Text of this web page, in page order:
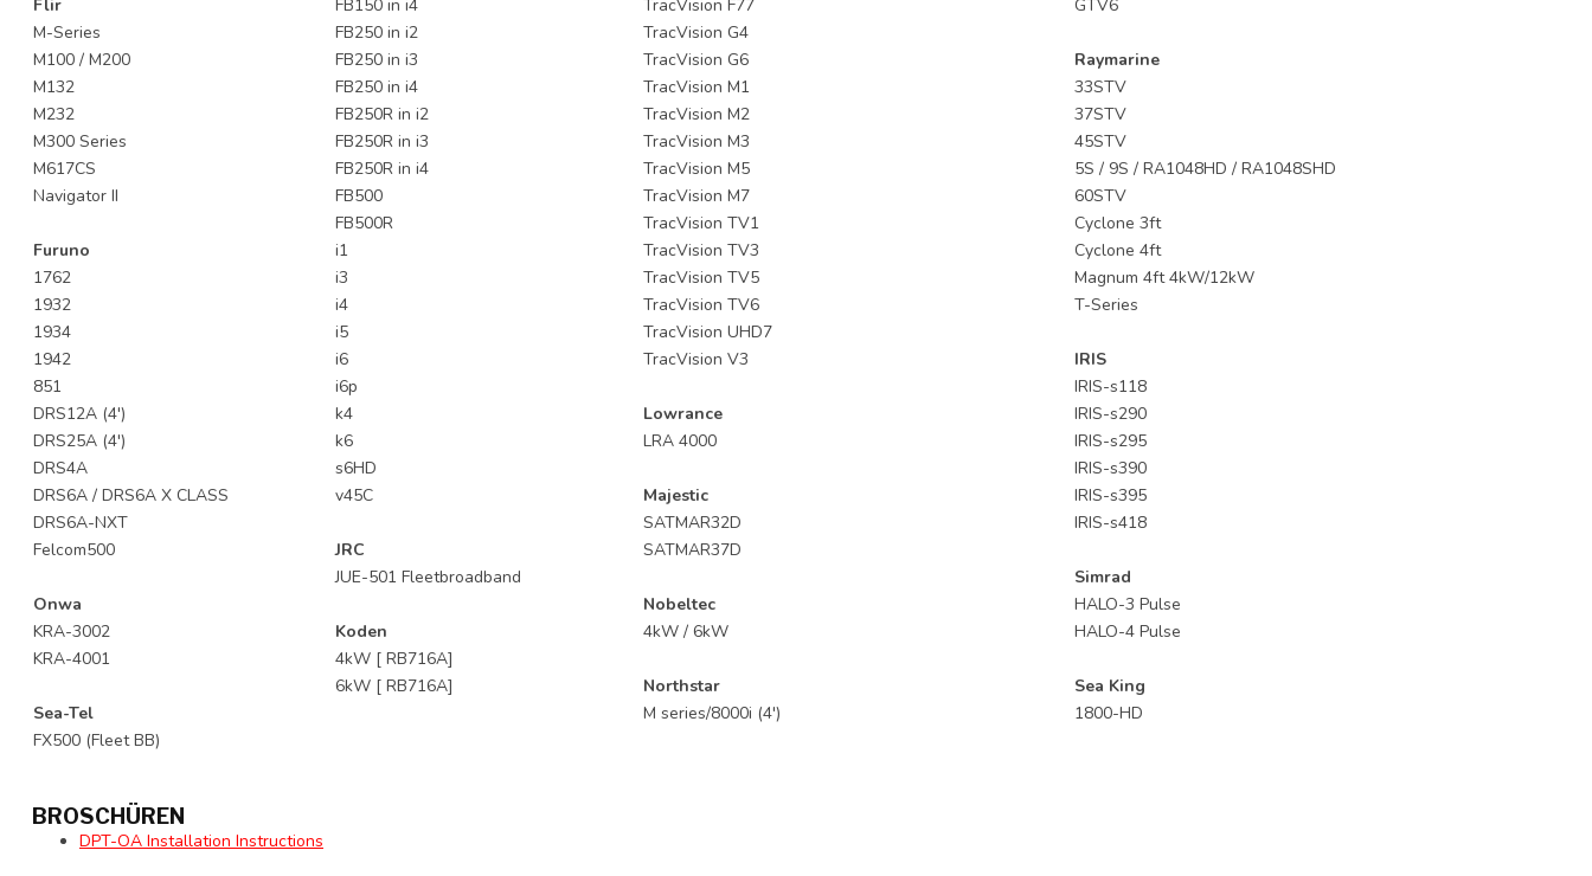
Flir
FB150 in i4 TracVision F77
GTV6
M-Series
FB250 in i2
TracVision G4
M100 / M200
FB250 in i3 TracVision G6
Raymarine
M132
FB250 in i4 TracVision M1
33STV
M232
FB250R in i2 TracVision M2
37STV
M300 Series
FB250R in i3 TracVision M3
45STV
M617CS
FB250R in i4 TracVision M5
5S / 9S / RA1048HD / RA1048SHD
Navigator II
FB500 TracVision M7
60STV
FB500R
TracVision TV1
Cyclone 3ft
Furuno
i1 TracVision TV3
Cyclone 4ft
1762
i3 TracVision TV5
Magnum 4ft 4kW/12kW
1932
i4 TracVision TV6
T-Series
1934
i5
TracVision UHD7
1942
i6 TracVision V3
IRIS
851
i6p
IRIS-s118
DRS12A (4')
k4 Lowrance
IRIS-s290
DRS25A (4')
k6 LRA 4000
IRIS-s295
DRS4A
s6HD
IRIS-s390
DRS6A / DRS6A X CLASS
v45C Majestic
IRIS-s395
DRS6A-NXT
SATMAR32D
IRIS-s418
Felcom500
JRC
SATMAR37D
JUE-501 Fleetbroadband
Simrad
Onwa
Nobeltec
HALO-3 Pulse
KRA-3002
Koden 4kW / 6kW
HALO-4 Pulse
KRA-4001
4kW [ RB716A]
6kW [ RB716A]
Northstar
Sea King
Sea-Tel
M series/8000i (4')
1800-HD
FX500 (Fleet BB)
BROSCHÜREN
DPT-OA Installation Instructions